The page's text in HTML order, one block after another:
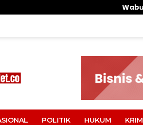
Wabup Parimo Gerak
POLITIK HUKUM